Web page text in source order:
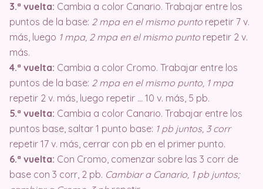
3.ª vuelta: Cambia a color Canario. Trabajar entre los
puntos de la base: 2 mpa en el mismo punto repetir 7 v.
más, luego 1 mpa, 2 mpa en el mismo punto repetir 2 v.
más.
4.ª vuelta: Cambia a color Cromo. Trabajar entre los
puntos de la base: 2 mpa en el mismo punto, 1 mpa
repetir 2 v. más, luego repetir … 10 v. más, 5 pb.
5.ª vuelta: Cambia a color Canario. Trabajar entre los
puntos base, saltar 1 punto base: 1 pb juntos, 3 corr
repetir 17 v. más, cerrar con pb en el primer punto.
6.ª vuelta: Con Cromo, comenzar sobre las 3 corr de
base con 3 corr, 2 pb. Cambiar a Canario, 1 pb juntos;